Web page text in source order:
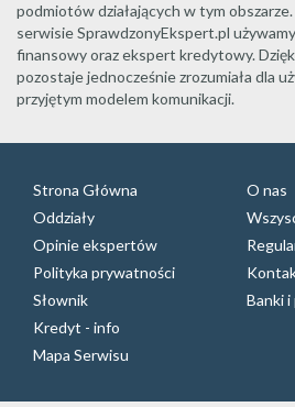
podmiotów działających w tym
serwisie SprawdzonyEkspert.pl
finansowy oraz ekspert kredytowy.
pozostaje jednocześnie zrozumiała dla
przyjętym modelem komunikacji.
Strona Główna
O nas
Oddziały
Opinie ekspertów
Polityka prywatności
Słownik
Banki
Kredyt - info
Mapa Serwisu